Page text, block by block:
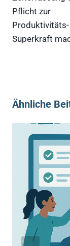
Pflicht zur
Produktivitäts-
Superkraft
Ähnliche